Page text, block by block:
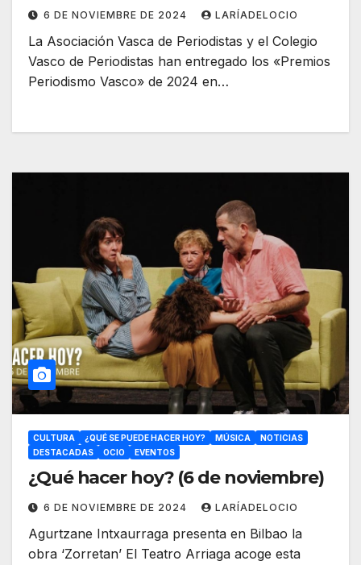
Bolinaga, Txema Soria y los
Periodistas Palestinos
6 DE NOVIEMBRE DE 2024 LARÍADELOCIO
La Asociación Vasca de Periodistas y el Colegio
Vasco de Periodistas han entregado los «Premios
Periodismo Vasco» de 2024 en…
CULTURA ¿QUÉ SE PUEDE HACER HOY? MÚSICA
NOTICIAS
DESTACADAS
OCIO EVENTOS
¿Qué hacer hoy? (6 de noviembre)
6 DE NOVIEMBRE DE 2024 LARÍADELOCIO
Agurtzane Intxaurraga presenta en Bilbao la
obra ‘Zorretan’ El Teatro Arriaga acoge esta